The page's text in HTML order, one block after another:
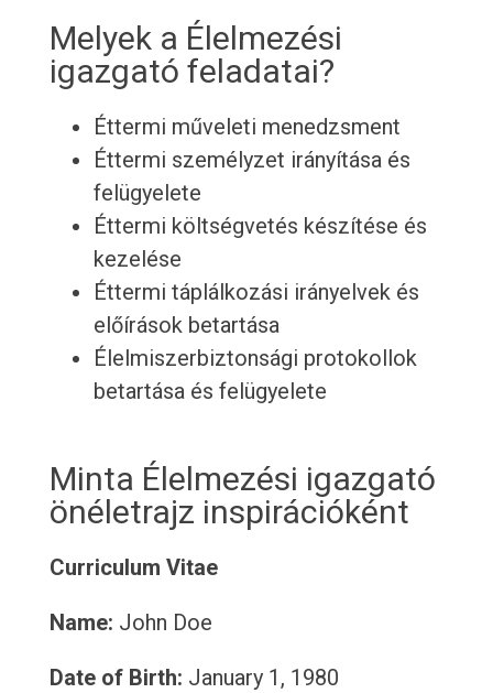
Melyek a Élelmezési
igazgató feladatai?
Éttermi műveleti menedzsment
Éttermi személyzet irányítása és
felügyelete
Éttermi költségvetés készítése és
kezelése
Éttermi táplálkozási irányelvek és
előírások betartása
Élelmiszerbiztonsági protokollok
betartása és felügyelete
Minta Élelmezési igazgató
önéletrajz inspirációként
Curriculum Vitae
Name: John Doe
Date of Birth: January 1, 1980